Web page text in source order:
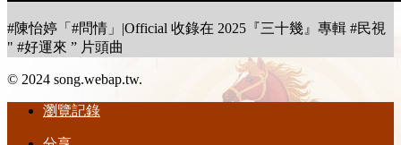
#陳怡婷「#問情」|Official 收錄在 2025『三十幾』專輯 #民視
" #好運來 ” 片頭曲
© 2024 song.webap.tw.
瀏覽記錄